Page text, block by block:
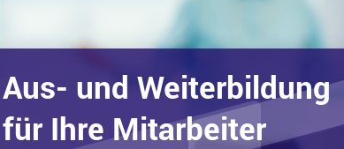
Aus- und Weiterbildung
für Ihre Mitarbeiter